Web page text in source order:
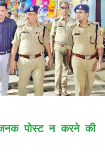
पोस्ट न करने की